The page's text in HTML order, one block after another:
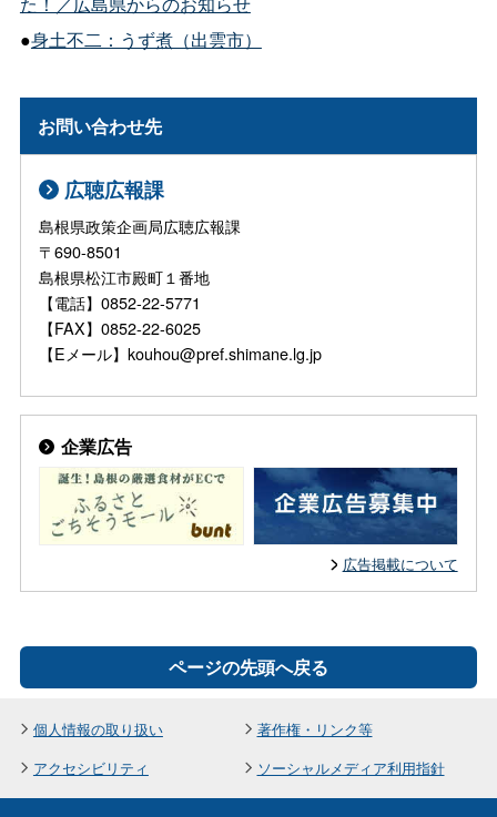
●身土不二：うず煮（出雲市）
お問い合わせ先
広聴広報課
島根県政策企画局広聴広報課
〒690-8501
島根県松江市殿町１番地
【電話】0852-22-5771
【FAX】0852-22-6025
【Eメール】kouhou@pref.shimane.lg.jp
企業広告
広告掲載について
ページの先頭へ戻る
個人情報の取り扱い
著作権・リンク等
アクセシビリティ
ソーシャルメディア利用指針